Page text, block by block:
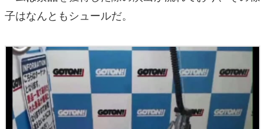
子はなんともシュールだ。